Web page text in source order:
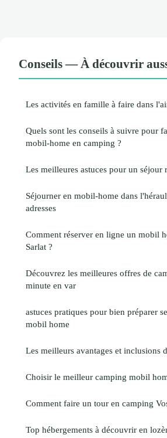
Conseils — À découvrir
Les activités en famille à faire dans
Quels sont les conseils à suivre pour
mobil-home en camping ?
Les meilleures astuces pour un séjour
Séjourner en mobil-home dans
adresses
Comment réserver en ligne un mobil
Sarlat ?
Découvrez les meilleures offres de
minute en var
astuces pratiques pour bien préparer
mobil home
Les meilleurs avantages et inclusions
Choisir le meilleur camping mobil
Comment faire un tour en camping
Top hébergements à découvrir en